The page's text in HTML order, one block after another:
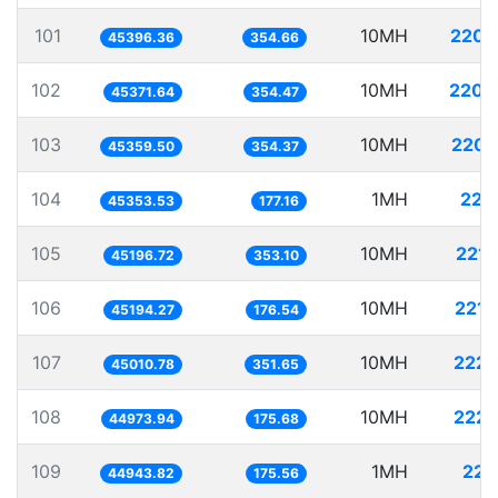
101 45396.36 354.66 10MH
102 45371.64 354.47 10MH
103 45359.50 354.37 10MH
104 45353.53 177.16 1MH
105 45196.72 353.10 10MH
106 45194.27 176.54 10MH
107 45010.78 351.65 10MH
108 44973.94 175.68 10MH
109 44943.82 175.56 1MH